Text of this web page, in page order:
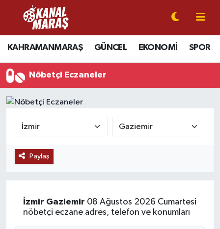
KAHRAMANMARAŞ GÜNCEL EKONOMİ SPOR
Nöbetçi Eczaneler
Paylaş
İzmir Gaziemir 08 Ağustos 2026 Cumartesi
nöbetçi eczane adres, telefon ve konumları
CANLI YAYIN
KAHRAMANMARAŞ
GÜNCEL
SİYASET
EKONOMİ
MAGAZİN
Kahramanmaraş Nöbetçi Eczaneler
Kahramanmaraş Hava Durumu
Kahramanmaraş Namaz Vakitleri
Süper Lig Puan Durumu ve Fikstür
Tüm Manşetler
Haber Arşivi